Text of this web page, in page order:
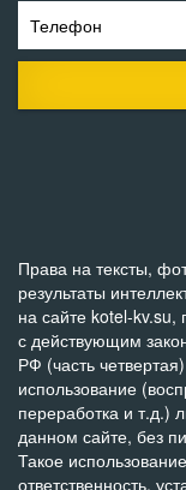
Телефон
Права на тексты,
результаты
на сайте kotel-kv.su,
с действующим
РФ (часть
использование
переработка и
данном сайте, без
Такое
ответственность,